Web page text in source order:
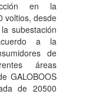
en la
voltios, desde
subestación
a la
de
áreas
GALOBOOS
de 20500